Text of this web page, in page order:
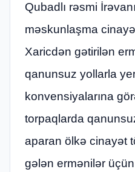
Qubadlı rəsmi
məskunlaşma
Xaricdən gətirilən
qanunsuz yollarla
konvensiyalarına
torpaqlarda
aparan ölkə cinayət
gələn ermənilər